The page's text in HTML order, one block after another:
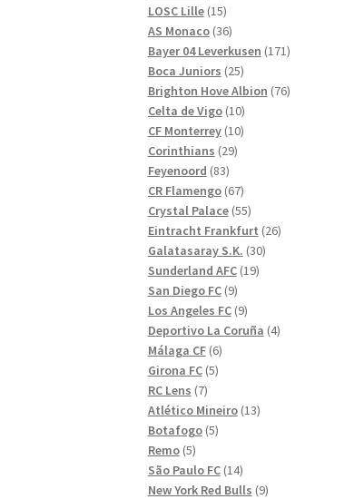
produkter
LOSC Lille 1515
produkter
AS Monaco 3636
produkter
Bayer 04 Leverkusen 171171
Boca Juniors 2525
produkter
Brighton Hove Albion 7676
Celta de Vigo 1010
produkter
CF Monterrey 1010
Corinthians 2929
Feyenoord 8383
produkter
CR Flamengo 6767
produkter
Crystal Palace 5555
produkter
Eintracht Frankfurt 2626
Galatasaray S.K. 3030
Sunderland AFC 1919
San Diego FC 99
produkter
Los Angeles FC 99
produkter
Deportivo La Coruña 44
Málaga CF 66
produkter
Girona FC 55
RC Lens 77
produkter
Atlético Mineiro 1313
Botafogo 55
Remo 55
produkter
São Paulo FC 1414
produkter
New York Red Bulls 99